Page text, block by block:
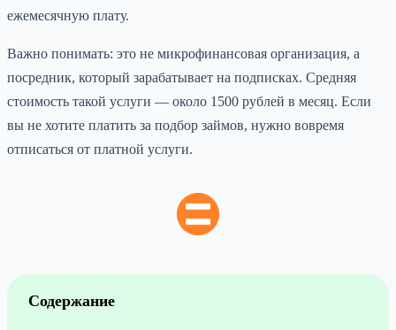
ежемесячную плату.
Важно понимать: это не микрофинансовая организация, а
посредник, который зарабатывает на подписках. Средняя
стоимость такой услуги — около 1500 рублей в месяц. Если
вы не хотите платить за подбор займов, нужно вовремя
отписаться от платной услуги.
Содержание